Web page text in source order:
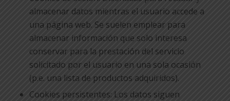
almacenar datos mientras el usuario accede a
una página web. Se suelen emplear para
almacenar información que solo interesa
conservar para la prestación del servicio
solicitado por el usuario en una sola ocasión
(p.e. una lista de productos adquiridos).
Cookies persistentes: Los datos siguen